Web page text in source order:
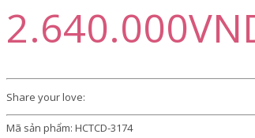
Share your love:
Mã sản phẩm: HCTCD-3174